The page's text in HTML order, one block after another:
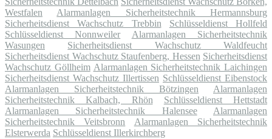
Westfalen
Alarmanlagen Sicherheitstechnik Hermannsburg
Sicherheitsdienst Wachschutz Trebbin
Schlüsseldienst Hollfeld
Schlüsseldienst Nonnweiler
Alarmanlagen Sicherheitstechnik
Wasungen
Sicherheitsdienst Wachschutz Waldfeucht
Sicherheitsdienst Wachschutz Staufenberg, Hessen Sicherheitsdienst
Wachschutz Göllheim Alarmanlagen Sicherheitstechnik Laichingen
Sicherheitsdienst Wachschutz Illertissen Schlüsseldienst Eibenstock
Alarmanlagen Sicherheitstechnik Bötzingen
Alarmanlagen
Sicherheitstechnik Kalbach, Rhön
Schlüsseldienst Hettstadt
Alarmanlagen Sicherheitstechnik Halensee
Alarmanlagen
Sicherheitstechnik Veitsbronn
Alarmanlagen Sicherheitstechnik
Elsterwerda Schlüsseldienst Illerkirchberg